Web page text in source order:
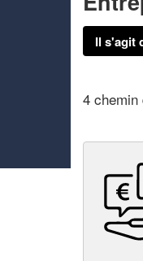
Il s'agit
4 chemin